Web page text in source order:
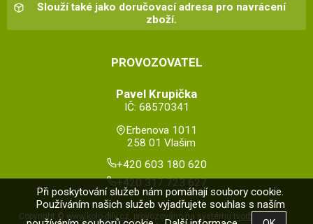
Slouží také jako doručovací adresa pro navrácení
zboží.
PROVOZOVATEL
Pavel Krupička
IČ: 68570341
Erbenova 1011
258 01 Vlašim
+420 603 180 620
+420 317 723 627
Copyright © www.kolo-dily.cz, provozováno na systému tvorba e-
Při poskytování služeb nám pomáhají soubory cookie.
Používáním našich služeb vyjadřujete souhlas s naším